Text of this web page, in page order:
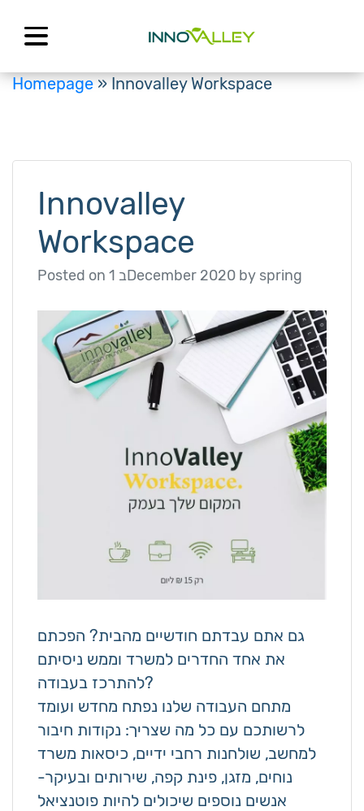
Homepage»Innovalley Workspace
Innovalley
Workspace
Posted on 1 בDecember 2020by spring
גם אתם עבדתם חודשיים מהבית? הפכתם
את אחד החדרים למשרד וממש ניסיתם
להתרכז בעבודה?
מתחם העבודה שלנו נפתח מחדש ועומד
לרשותכם עם כל מה שצריך: נקודות חיבור
למחשב, שולחנות רחבי ידיים, כיסאות משרד
נוחים, מזגן, פינת קפה, שירותים ובעיקר-
אנשים נוספים שיכולים להיות פוטנציאל